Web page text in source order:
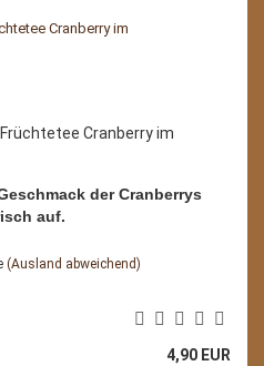
Cranberry im
der Cranberrys
auf.
(Ausland abweichend)
4,90 EUR